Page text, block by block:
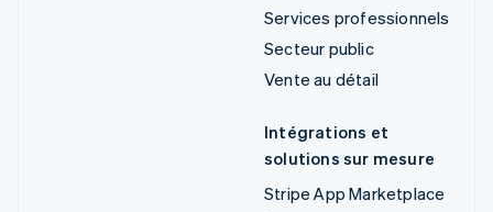
Services professionnels
Secteur public
Vente au détail
Intégrations et
solutions sur mesure
Stripe App Marketplace